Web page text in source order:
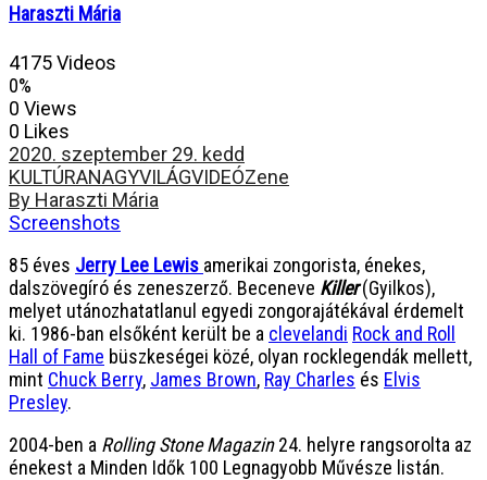
Haraszti Mária
4175 Videos
0%
0 Views
0 Likes
2020. szeptember 29. kedd
KULTÚRANAGYVILÁGVIDEÓZene
By Haraszti Mária
Screenshots
85 éves Jerry Lee Lewis amerikai zongorista, énekes,
dalszövegíró és zeneszerző. Beceneve Killer(Gyilkos),
melyet utánozhatatlanul egyedi zongorajátékával érdemelt
ki. 1986-ban elsőként került be a clevelandi Rock and Roll
Hall of Fame büszkeségei közé, olyan rocklegendák mellett,
mint Chuck Berry, James Brown, Ray Charles és Elvis
Presley.
2004-ben a Rolling Stone Magazin24. helyre rangsorolta az
énekest a Minden Idők 100 Legnagyobb Művésze listán.